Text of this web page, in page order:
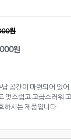
원
원
공간이 마련되어 있어
멋스럽고 고급스러워
하시는 제품입니다